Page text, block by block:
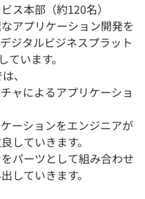
ス本部（約120名）
アプリケーション開発を
ジタルビジネスプラット
います。
、
ャによるアプリケーショ
ーションをエンジニアが
していきます。
パーツとして組み合わせ
していきます。